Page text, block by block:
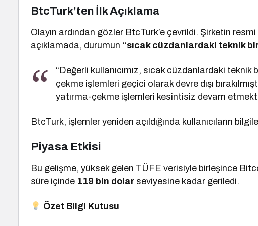
BtcTurk’ten İlk Açıklama
Olayın ardından gözler BtcTurk’e çevrildi. Şirketin
açıklamada, durumun “sıcak cüzdanlardaki teknik
“Değerli kullanıcımız, sıcak cüzdanlardaki
çekme işlemleri geçici olarak devre dışı
yatırma-çekme işlemleri kesintisiz devam
BtcTurk, işlemler yeniden açıldığında kullanıcıların
Piyasa Etkisi
Bu gelişme, yüksek gelen TÜFE verisiyle birleşince
süre içinde 119 bin dolar seviyesine kadar geriledi.
Özet Bilgi Kutusu